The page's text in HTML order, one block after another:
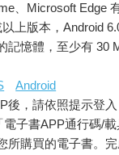
、Microsoft Edge
上版本，Android
記憶體，至少有 30
Android
後，請依照提示登
子書APP通行碼/載
所購買的電子書。完